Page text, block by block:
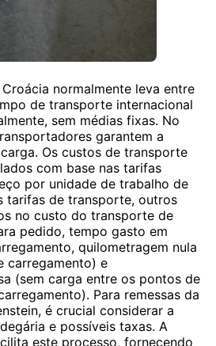
normalmente leva entre
de transporte internacional
sem médias fixas. No
garantem a
Os custos de transporte
com base nas tarifas
por unidade de trabalho de
tarifas de transporte, outros
no custo do transporte de
pedido, tempo gasto em
quilometragem nula
carregamento) e
(sem carga entre os pontos de
Para remessas da
é crucial considerar a
e possíveis taxas. A
este processo, fornecendo